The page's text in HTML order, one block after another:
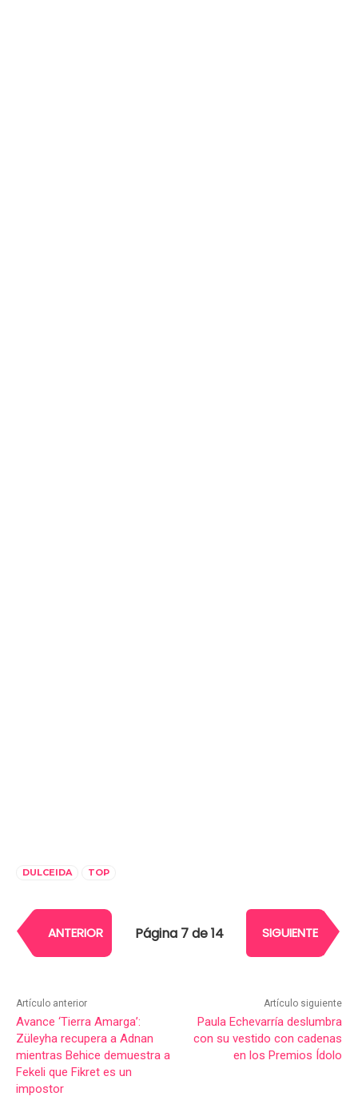
DULCEIDA TOP
ANTERIOR Página 7 de 14 SIGUIENTE
Artículo anterior
Avance ‘Tierra Amarga’:
Züleyha recupera a Adnan
mientras Behice demuestra a
Fekeli que Fikret es un
impostor
Artículo siguiente
Paula Echevarría deslumbra
con su vestido con cadenas
en los Premios Ídolo